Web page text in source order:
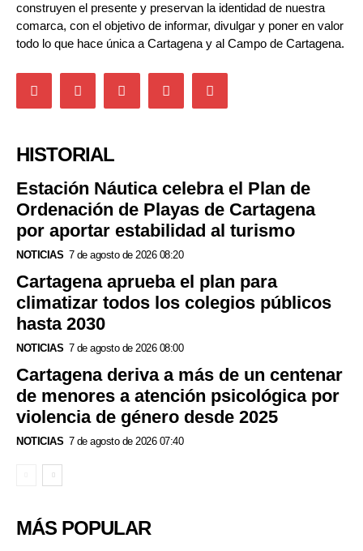
construyen el presente y preservan la identidad de nuestra
comarca, con el objetivo de informar, divulgar y poner en valor
todo lo que hace única a Cartagena y al Campo de Cartagena.
HISTORIAL
Estación Náutica celebra el Plan de
Ordenación de Playas de Cartagena
por aportar estabilidad al turismo
NOTICIAS 7 de agosto de 2026 08:20
Cartagena aprueba el plan para
climatizar todos los colegios públicos
hasta 2030
NOTICIAS 7 de agosto de 2026 08:00
Cartagena deriva a más de un centenar
de menores a atención psicológica por
violencia de género desde 2025
NOTICIAS 7 de agosto de 2026 07:40
MÁS POPULAR